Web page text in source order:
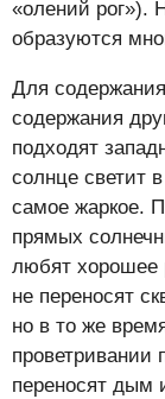
«олений рог»).
образуются
Для
содержания
подходят
солнце светит
самое жаркое.
прямых
любят хорошее
не переносят
но в то же
проветривании
переносят дым